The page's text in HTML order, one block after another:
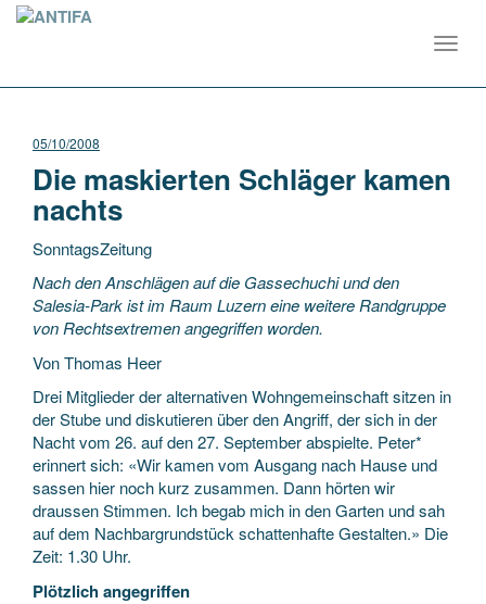
05/10/2008
Die maskierten Schläger kamen
nachts
SonntagsZeitung
Nach den Anschlägen auf die Gassechuchi und den
Salesia-Park ist im Raum Luzern eine weitere Randgruppe
von Rechtsextremen angegriffen worden.
Von Thomas Heer
Drei Mitglieder der alternativen Wohngemeinschaft sitzen in
der Stube und diskutieren über den Angriff, der sich in der
Nacht vom 26. auf den 27. September abspielte. Peter*
erinnert sich: «Wir kamen vom Ausgang nach Hause und
sassen hier noch kurz zusammen. Dann hörten wir
draussen Stimmen. Ich begab mich in den Garten und sah
auf dem Nachbargrundstück schattenhafte Gestalten.» Die
Zeit: 1.30 Uhr.
Plötzlich angegriffen